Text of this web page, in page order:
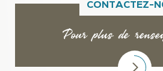
CONTACTEZ-
Pour plus de